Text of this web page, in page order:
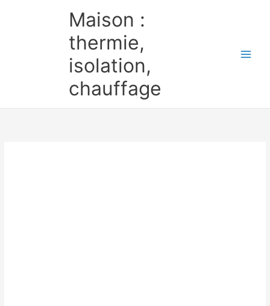
Maison :
thermie,
isolation,
chauffage